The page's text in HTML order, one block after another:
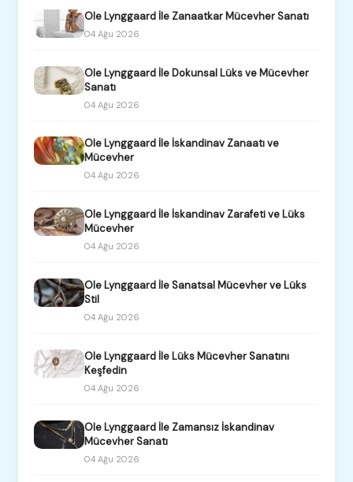
Ole Lynggaard İle Zanaatkar Mücevher Sanatı
04 Ağu 2026
Ole Lynggaard İle Dokunsal Lüks ve Mücevher
Sanatı
04 Ağu 2026
Ole Lynggaard İle İskandinav Zanaatı ve
Mücevher
04 Ağu 2026
Ole Lynggaard İle İskandinav Zarafeti ve Lüks
Mücevher
04 Ağu 2026
Ole Lynggaard İle Sanatsal Mücevher ve Lüks
Stil
04 Ağu 2026
Ole Lynggaard İle Lüks Mücevher Sanatını
Keşfedin
04 Ağu 2026
Ole Lynggaard İle Zamansız İskandinav
Mücevher Sanatı
04 Ağu 2026